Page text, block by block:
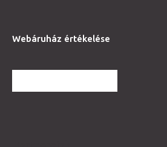
Webáruház értékelése